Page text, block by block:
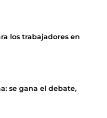
los trabajadores en
se gana el debate,